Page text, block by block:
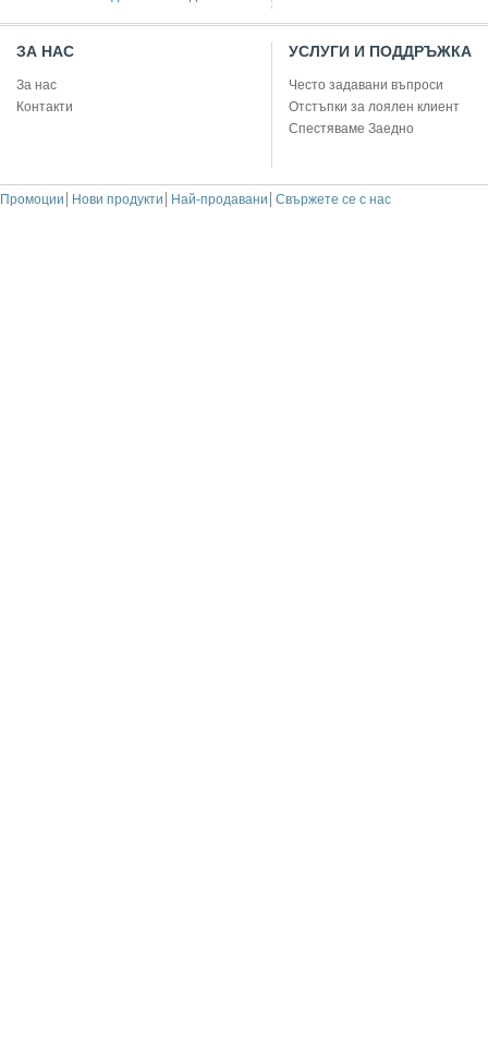
ЗА НАС
За нас
Контакти
УСЛУГИ И ПОДДРЪЖКА
Често задавани въпроси
Отстъпки за лоялен клиент
Спестяваме Заедно
Промоции Нови продукти Най-продавани Свържете се с нас